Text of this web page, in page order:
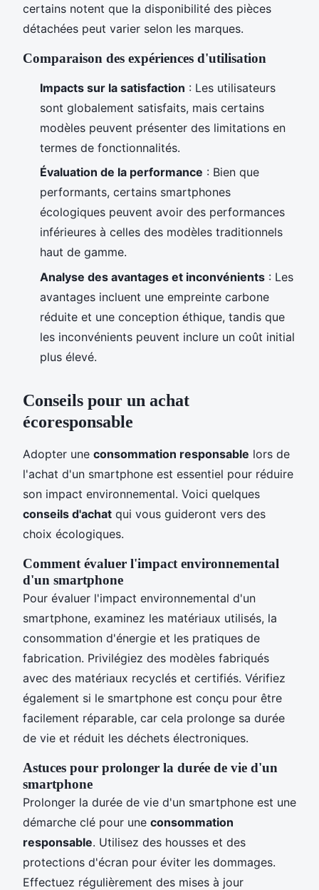
certains notent que la disponibilité des pièces
détachées peut varier selon les marques.
Comparaison des expériences d'utilisation
Impacts sur la satisfaction : Les utilisateurs
sont globalement satisfaits, mais certains
modèles peuvent présenter des limitations en
termes de fonctionnalités.
Évaluation de la performance : Bien que
performants, certains smartphones
écologiques peuvent avoir des performances
inférieures à celles des modèles traditionnels
haut de gamme.
Analyse des avantages et inconvénients : Les
avantages incluent une empreinte carbone
réduite et une conception éthique, tandis que
les inconvénients peuvent inclure un coût initial
plus élevé.
Conseils pour un achat
écoresponsable
Adopter une consommation responsable lors de
l'achat d'un smartphone est essentiel pour réduire
son impact environnemental. Voici quelques
conseils d'achat qui vous guideront vers des
choix écologiques.
Comment évaluer l'impact environnemental
d'un smartphone
Pour évaluer l'impact environnemental d'un
smartphone, examinez les matériaux utilisés, la
consommation d'énergie et les pratiques de
fabrication. Privilégiez des modèles fabriqués
avec des matériaux recyclés et certifiés. Vérifiez
également si le smartphone est conçu pour être
facilement réparable, car cela prolonge sa durée
de vie et réduit les déchets électroniques.
Astuces pour prolonger la durée de vie d'un
smartphone
Prolonger la durée de vie d'un smartphone est une
démarche clé pour une consommation
responsable. Utilisez des housses et des
protections d'écran pour éviter les dommages.
Effectuez régulièrement des mises à jour